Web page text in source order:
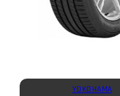
YOKOHAMA